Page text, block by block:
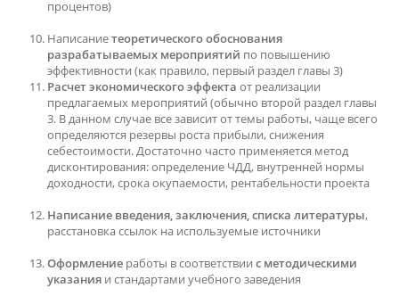
процентов)
Написаниетеоретического обоснования
разрабатываемых мероприятий по повышению
эффективности (как правило, первый раздел главы 3)
Расчет экономического эффекта от реализации
предлагаемых мероприятий (обычно второй раздел главы
3. В данном случае все зависит от темы работы, чаще всего
определяются резервы роста прибыли, снижения
себестоимости. Достаточно часто применяется метод
дисконтирования: определение ЧДД, внутренней нормы
доходности, срока окупаемости, рентабельности проекта
Написание введения, заключения, списка литературы,
расстановка ссылок на используемые источники
Оформление работы в соответствии с методическими
указания и стандартами учебного заведения